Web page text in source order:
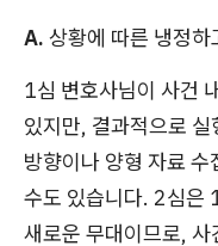
A. 상황에 따른 냉정
1심 변호사님이 사건
있지만, 결과적으로
방향이나 양형 자료
수도 있습니다. 2심은
새로운 무대이므로,